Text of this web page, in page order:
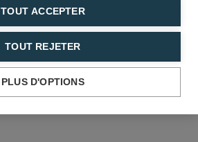
TOUT ACCEPTER
TOUT REJETER
PLUS D'OPTIONS